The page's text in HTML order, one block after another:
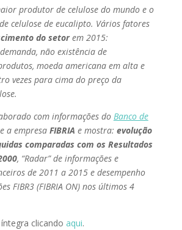
produtor de celulose do mundo e o
celulose de eucalipto. Vários fatores
do setorem 2015:
não existência de
moeda americana em alta e
vezes para cima do preço da
com informações do Banco de
a empresa FIBRIA e mostra: evolução
comparadas com os Resultados
, “Radar” de informações e
de 2011 a 2015 e desempenho
FIBR3 (FIBRIA ON) nos últimos 4
clicando aqui.